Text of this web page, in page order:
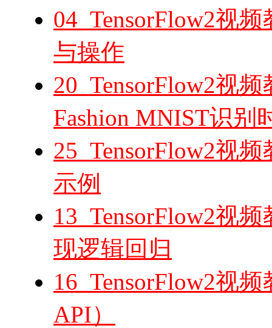
04_TensorFlow2视
与操作
20_TensorFlow2视
Fashion MNIST识别
25_TensorFlow2视
示例
13_TensorFlow2视
现逻辑回归
16_TensorFlow2视
API）